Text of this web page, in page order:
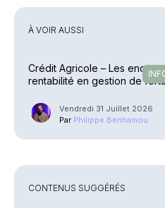
À VOIR AUSSI
Crédit Agricole – Les
rentabilité en gestion de
Vendredi 31 Juillet 2026
Par Philippe Benhamou
CONTENUS SUGGÉRÉS